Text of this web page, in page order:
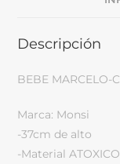
Descripción
BEBE MARCELO-
Marca: Monsi
-37cm de alto
-Material ATOXICO